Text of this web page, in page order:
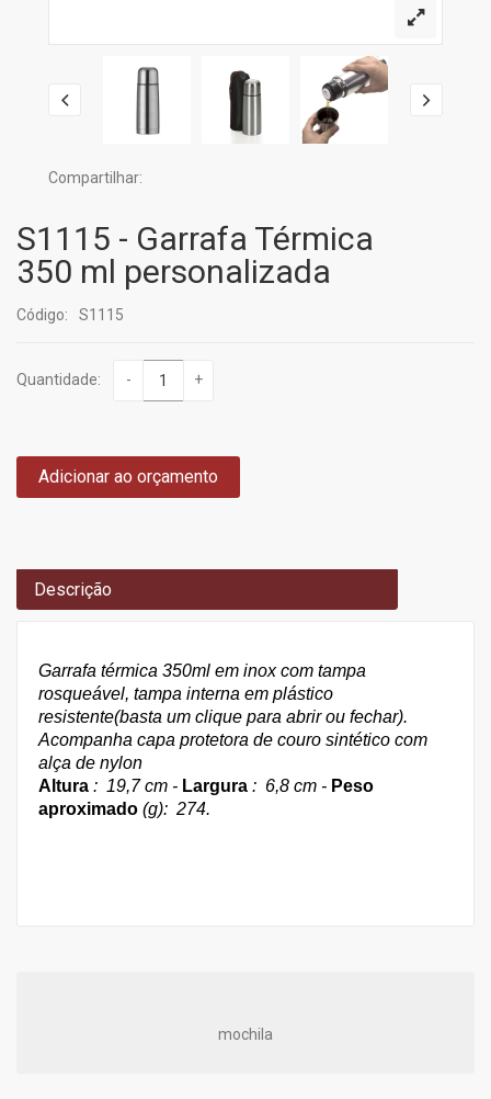
Compartilhar:
S1115 - Garrafa Térmica
350 ml personalizada
Código: S1115
Quantidade: - +
Adicionar ao orçamento
Descrição
Garrafa térmica 350ml em inox com tampa
rosqueável, tampa interna em plástico
resistente(basta um clique para abrir ou fechar).
Acompanha capa protetora de couro sintético com
alça de nylon
Altura : 19,7 cm - Largura : 6,8 cm - Peso
aproximado (g): 274.
mochila